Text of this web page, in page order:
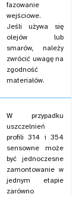
fazowanie
wejściowe.
Jeśli używa się
olejów lub
smarów, należy
zwrócić uwagę na
zgodność
materiałów.
W przypadku
uszczelnień
profili 314 i 354
sensowne może
być jednoczesne
zamontowanie w
jednym etapie
zarówno